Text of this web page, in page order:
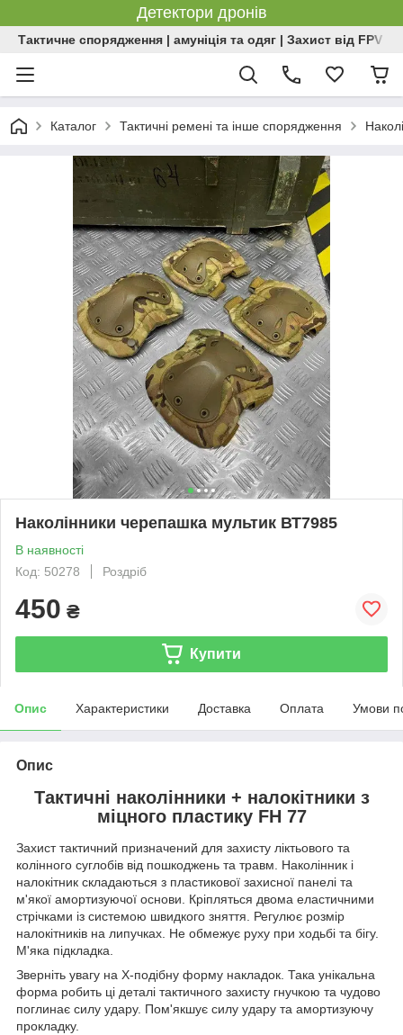
Детектори дронів
Тактичне спорядження | амуніція та одяг | Захист від FPV |
Каталог Тактичні ремені та інше спорядження
Наколінники черепашка мультик ВТ7985
В наявності
Код: 50278
Роздріб
450 ₴
Купити
Опис Характеристики Доставка Оплата Умови
Опис
Тактичні наколінники + налокітники з
міцного пластику FH 77
Захист тактичний призначений для захисту ліктьового та
колінного суглобів від пошкоджень та травм. Наколінник і
налокітник складаються з пластикової захисної панелі та
м'якої амортизуючої основи. Кріпляться двома еластичними
стрічками із системою швидкого зняття. Регулює розмір
налокітників на липучках. Не обмежує руху при ходьбі та бігу.
М'яка підкладка.
Зверніть увагу на Х-подібну форму накладок. Така унікальна
форма робить ці деталі тактичного захисту гнучкою та чудово
поглинає силу удару. Пом'якшує силу удару та амортизуючу
прокладку.